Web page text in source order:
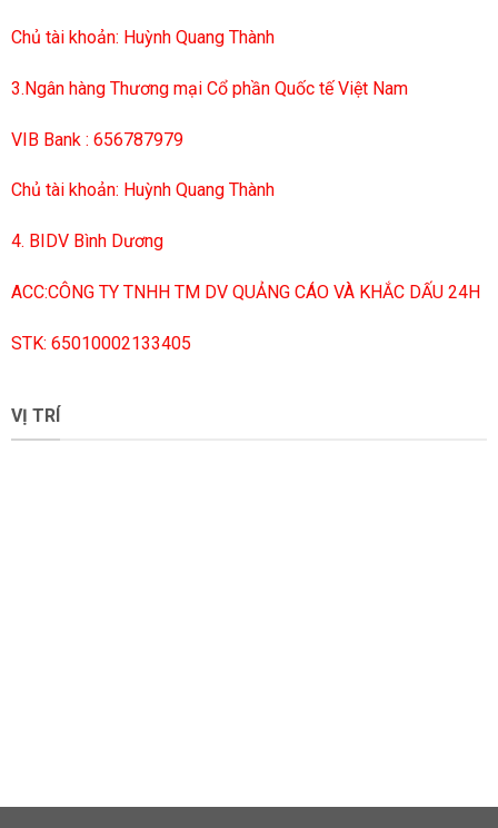
Chủ tài khoản: Huỳnh Quang Thành
3.Ngân hàng Thương mại Cổ phần Quốc tế Việt Nam
VIB Bank : 656787979
Chủ tài khoản: Huỳnh Quang Thành
4. BIDV Bình Dương
ACC:CÔNG TY TNHH TM DV QUẢNG CÁO VÀ KHẮC DẤU 24H
STK: 65010002133405
VỊ TRÍ